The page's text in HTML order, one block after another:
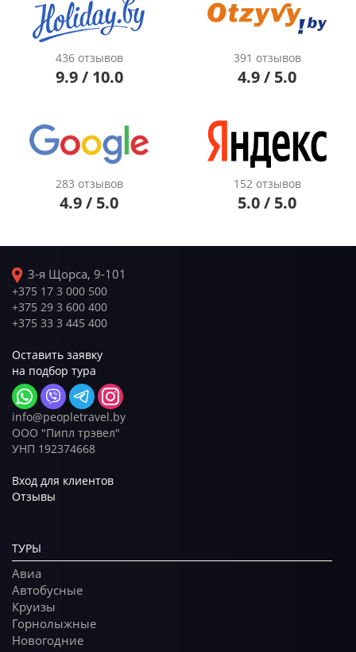
436 отзывов
9.9 / 10.0
391 отзывов
4.9 / 5.0
283 отзывов
4.9 / 5.0
152 отзывов
5.0 / 5.0
3-я Щорса, 9-101
+375 17 3 000 500
+375 29 3 600 400
+375 33 3 445 400
Оставить заявку
на подбор тура
info@peopletravel.by
ООО "Пипл трэвел"
УНП 192374668
Вход для клиентов
Отзывы
ТУРЫ
Авиа
Автобусные
Круизы
Горнолыжные
Новогодние